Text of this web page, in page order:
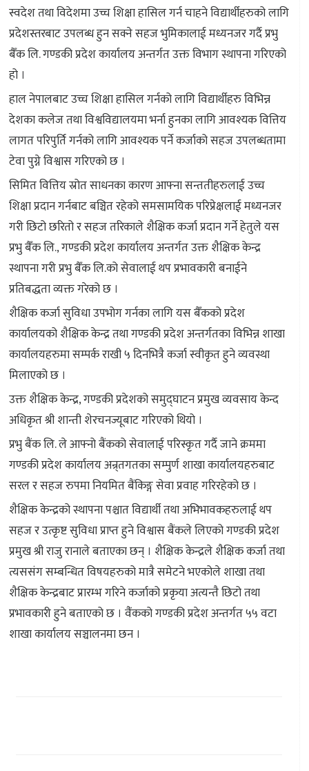
स्वदेश तथा विदेशमा उच्च शिक्षा हासिल गर्न चाहने विद्यार्थीहरुको लागि
प्रदेशस्तरबाट उपलब्ध हुन सक्ने सहज भुमिकालाई मध्यनजर गर्दै प्रभु
बैँक लि. गण्डकी प्रदेश कार्यालय अन्तर्गत उक्त विभाग स्थापना गरिएको
हो ।
हाल नेपालबाट उच्च शिक्षा हासिल गर्नको लागि विद्यार्थीहरु विभिन्न
देशका कलेज तथा विश्वविद्यालयमा भर्ना हुनका लागि आवश्यक वित्तिय
लागत परिपुर्ति गर्नको लागि आवश्यक पर्ने कर्जाको सहज उपलब्धतामा
टेवा पुग्ने विश्वास गरिएको छ ।
सिमित वित्तिय स्रोत साधनका कारण आफ्ना सन्ततीहरुलाई उच्च
शिक्षा प्रदान गर्नबाट बञ्चित रहेको समसामयिक परिप्रेक्षलाई मध्यनजर
गरी छिटो छरितो र सहज तरिकाले शैक्षिक कर्जा प्रदान गर्ने हेतुले यस
प्रभु बैँक लि., गण्डकी प्रदेश कार्यालय अन्तर्गत उक्त शैक्षिक केन्द्र
स्थापना गरी प्रभु बैँक लि.को सेवालाई थप प्रभावकारी बनाईने
प्रतिबद्धता व्यक्त गरेको छ ।
शैक्षिक कर्जा सुविधा उपभोग गर्नका लागि यस बैँकको प्रदेश
कार्यालयको शैक्षिक केन्द्र तथा गण्डकी प्रदेश अन्तर्गतका विभिन्न शाखा
कार्यालयहरुमा सम्पर्क राखी ५ दिनभित्रै कर्जा स्वीकृत हुने व्यवस्था
मिलाएको छ ।
उक्त शैक्षिक केन्द्र, गण्डकी प्रदेशको समुद्घाटन प्रमुख व्यवसाय केन्द
अधिकृत श्री शान्ती शेरचनज्यूबाट गरिएको थियो ।
प्रभु बैंक लि. ले आफ्नो बैंकको सेवालाई परिस्कृत गर्दै जाने क्रममा
गण्डकी प्रदेश कार्यालय अन्र्तगतका सम्पुर्ण शाखा कार्यालयहरुबाट
सरल र सहज रुपमा नियमित बैंकिङ्ग सेवा प्रवाह गरिरहेको छ ।
शैक्षिक केन्द्रको स्थापना पश्चात विद्यार्थी तथा अभिभावकहरुलाई थप
सहज र उत्कृष्ट सुविधा प्राप्त हुने विश्वास बैंकले लिएको गण्डकी प्रदेश
प्रमुख श्री राजु रानाले बताएका छन् । शैक्षिक केन्द्रले शैक्षिक कर्जा तथा
त्यससंग सम्बन्धित विषयहरुको मात्रै समेटने भएकोले शाखा तथा
शैक्षिक केन्द्रबाट प्रारम्भ गरिने कर्जाको प्रकृया अत्यन्तै छिटो तथा
प्रभावकारी हुने बताएको छ । वैंंकको गण्डकी प्रदेश अन्तर्गत ५५ वटा
शाखा कार्यालय सञ्चालनमा छन ।